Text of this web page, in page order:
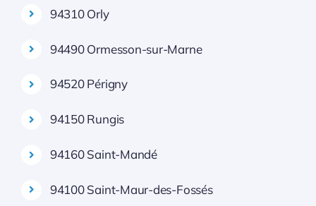
94310 Orly
94490 Ormesson-sur-Marne
94520 Périgny
94150 Rungis
94160 Saint-Mandé
94100 Saint-Maur-des-Fossés